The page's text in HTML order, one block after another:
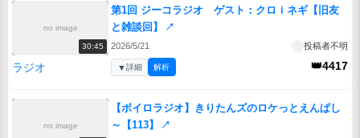
no image
30:45
第1回 ジーコラジオ ゲスト：クロｉネギ【旧友
と雑談回】
↗
2026/5/21 投稿者不明
ラジオ 👑4417
▼詳細 解析
no image
【ボイロラジオ】きりたんズのロケっとえんぱし
～【113】
↗